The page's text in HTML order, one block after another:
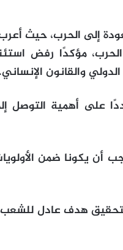
إلى الحرب، حيث
مؤكدًا رفض
والقانون الإنساني.
على أهمية التوصل
أن يكونا ضمن
لتحقيق هدف عادل